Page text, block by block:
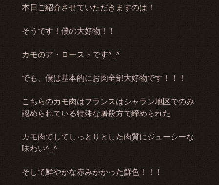
本日ご紹介させていただきますのは！
そうです！僕の大好物！！
カモのア・ローストです^_^
でも、僕は基本的にお肉全部大好物です！！！
こちらのカモ肉はフランスはシャラン地区でのみ
認められている特殊な屠殺方で締められた
カモ肉でしてしっとりとした肉質にジューシーな
味わい^_^
そして鮮やかな赤みがかった鮮色！！！